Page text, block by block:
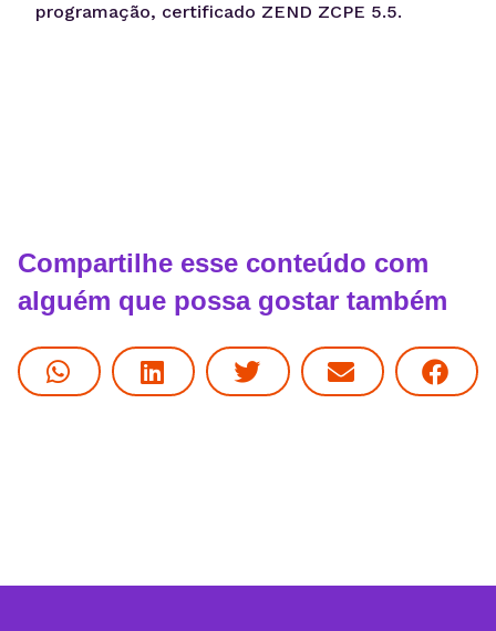
programação, certificado ZEND ZCPE 5.5.
Compartilhe esse conteúdo com
alguém que possa gostar também